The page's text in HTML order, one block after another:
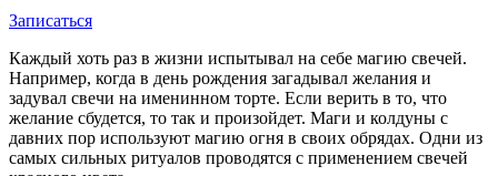
Записаться
Каждый хоть раз в жизни испытывал на себе магию свечей.
Например, когда в день рождения загадывал желания и
задувал свечи на именинном торте. Если верить в то, что
желание сбудется, то так и произойдет. Маги и колдуны с
давних пор используют магию огня в своих обрядах. Одни из
самых сильных ритуалов проводятся с применением свечей